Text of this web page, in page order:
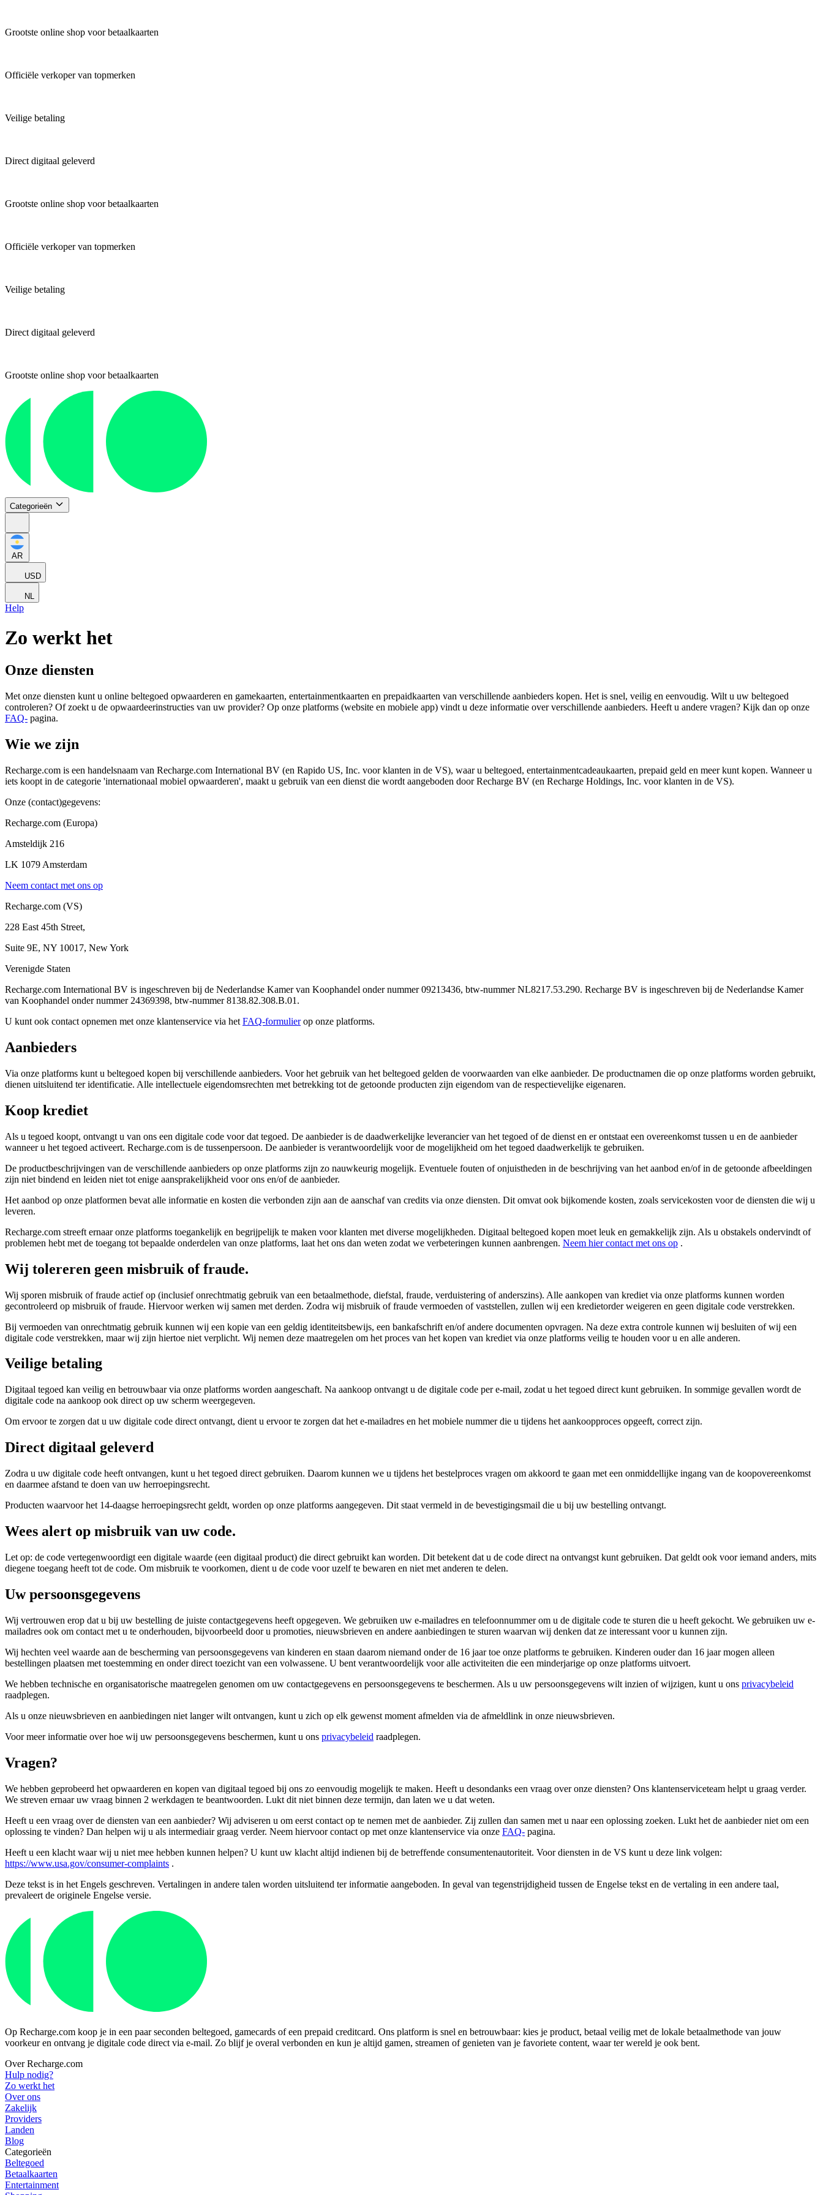
Grootste online shop voor betaalkaarten
Officiële verkoper van topmerken
Veilige betaling
Direct digitaal geleverd
Grootste online shop voor betaalkaarten
Officiële verkoper van topmerken
Veilige betaling
Direct digitaal geleverd
Grootste online shop voor betaalkaarten
Categorieën
AR
USD
NL
Help
Zo werkt het
Onze diensten
Met onze diensten kunt u online beltegoed opwaarderen en gamekaarten, entertainmentkaarten en prepaidkaarten van verschillende aanbieders kopen. Het is snel, veilig en eenvoudig. Wilt u uw beltegoed
controleren? Of zoekt u de opwaardeerinstructies van uw provider? Op onze platforms (website en mobiele app) vindt u deze informatie over verschillende aanbieders. Heeft u andere vragen? Kijk dan op onze
FAQ- pagina.
Wie we zijn
Recharge.com is een handelsnaam van Recharge.com International BV (en Rapido US, Inc. voor klanten in de VS), waar u beltegoed, entertainmentcadeaukaarten, prepaid geld en meer kunt kopen. Wanneer u
iets koopt in de categorie 'internationaal mobiel opwaarderen', maakt u gebruik van een dienst die wordt aangeboden door Recharge BV (en Recharge Holdings, Inc. voor klanten in de VS).
Onze (contact)gegevens:
Recharge.com (Europa)
Amsteldijk 216
LK 1079 Amsterdam
Neem contact met ons op
Recharge.com (VS)
228 East 45th Street,
Suite 9E, NY 10017, New York
Verenigde Staten
Recharge.com International BV is ingeschreven bij de Nederlandse Kamer van Koophandel onder nummer 09213436, btw-nummer NL8217.53.290. Recharge BV is ingeschreven bij de Nederlandse Kamer
van Koophandel onder nummer 24369398, btw-nummer 8138.82.308.B.01.
U kunt ook contact opnemen met onze klantenservice via het FAQ-formulierop onze platforms.
Aanbieders
Via onze platforms kunt u beltegoed kopen bij verschillende aanbieders. Voor het gebruik van het beltegoed gelden de voorwaarden van elke aanbieder. De productnamen die op onze platforms worden gebruikt,
dienen uitsluitend ter identificatie. Alle intellectuele eigendomsrechten met betrekking tot de getoonde producten zijn eigendom van de respectievelijke eigenaren.
Koop krediet
Als u tegoed koopt, ontvangt u van ons een digitale code voor dat tegoed. De aanbieder is de daadwerkelijke leverancier van het tegoed of de dienst en er ontstaat een overeenkomst tussen u en de aanbieder
wanneer u het tegoed activeert. Recharge.com is de tussenpersoon. De aanbieder is verantwoordelijk voor de mogelijkheid om het tegoed daadwerkelijk te gebruiken.
De productbeschrijvingen van de verschillende aanbieders op onze platforms zijn zo nauwkeurig mogelijk. Eventuele fouten of onjuistheden in de beschrijving van het aanbod en/of in de getoonde afbeeldingen
zijn niet bindend en leiden niet tot enige aansprakelijkheid voor ons en/of de aanbieder.
Het aanbod op onze platformen bevat alle informatie en kosten die verbonden zijn aan de aanschaf van credits via onze diensten. Dit omvat ook bijkomende kosten, zoals servicekosten voor de diensten die wij u
leveren.
Recharge.com streeft ernaar onze platforms toegankelijk en begrijpelijk te maken voor klanten met diverse mogelijkheden. Digitaal beltegoed kopen moet leuk en gemakkelijk zijn. Als u obstakels ondervindt of
problemen hebt met de toegang tot bepaalde onderdelen van onze platforms, laat het ons dan weten zodat we verbeteringen kunnen aanbrengen. Neem hier contact met ons op .
Wij tolereren geen misbruik of fraude.
Wij sporen misbruik of fraude actief op (inclusief onrechtmatig gebruik van een betaalmethode, diefstal, fraude, verduistering of anderszins). Alle aankopen van krediet via onze platforms kunnen worden
gecontroleerd op misbruik of fraude. Hiervoor werken wij samen met derden. Zodra wij misbruik of fraude vermoeden of vaststellen, zullen wij een kredietorder weigeren en geen digitale code verstrekken.
Bij vermoeden van onrechtmatig gebruik kunnen wij een kopie van een geldig identiteitsbewijs, een bankafschrift en/of andere documenten opvragen. Na deze extra controle kunnen wij besluiten of wij een
digitale code verstrekken, maar wij zijn hiertoe niet verplicht. Wij nemen deze maatregelen om het proces van het kopen van krediet via onze platforms veilig te houden voor u en alle anderen.
Veilige betaling
Digitaal tegoed kan veilig en betrouwbaar via onze platforms worden aangeschaft. Na aankoop ontvangt u de digitale code per e-mail, zodat u het tegoed direct kunt gebruiken. In sommige gevallen wordt de
digitale code na aankoop ook direct op uw scherm weergegeven.
Om ervoor te zorgen dat u uw digitale code direct ontvangt, dient u ervoor te zorgen dat het e-mailadres en het mobiele nummer die u tijdens het aankoopproces opgeeft, correct zijn.
Direct digitaal geleverd
Zodra u uw digitale code heeft ontvangen, kunt u het tegoed direct gebruiken. Daarom kunnen we u tijdens het bestelproces vragen om akkoord te gaan met een onmiddellijke ingang van de koopovereenkomst
en daarmee afstand te doen van uw herroepingsrecht.
Producten waarvoor het 14-daagse herroepingsrecht geldt, worden op onze platforms aangegeven. Dit staat vermeld in de bevestigingsmail die u bij uw bestelling ontvangt.
Wees alert op misbruik van uw code.
Let op: de code vertegenwoordigt een digitale waarde (een digitaal product) die direct gebruikt kan worden. Dit betekent dat u de code direct na ontvangst kunt gebruiken. Dat geldt ook voor iemand anders, mits
diegene toegang heeft tot de code. Om misbruik te voorkomen, dient u de code voor uzelf te bewaren en niet met anderen te delen.
Uw persoonsgegevens
Wij vertrouwen erop dat u bij uw bestelling de juiste contactgegevens heeft opgegeven. We gebruiken uw e-mailadres en telefoonnummer om u de digitale code te sturen die u heeft gekocht. We gebruiken uw e-
mailadres ook om contact met u te onderhouden, bijvoorbeeld door u promoties, nieuwsbrieven en andere aanbiedingen te sturen waarvan wij denken dat ze interessant voor u kunnen zijn.
Wij hechten veel waarde aan de bescherming van persoonsgegevens van kinderen en staan ​​daarom niemand onder de 16 jaar toe onze platforms te gebruiken. Kinderen ouder dan 16 jaar mogen alleen
bestellingen plaatsen met toestemming en onder direct toezicht van een volwassene. U bent verantwoordelijk voor alle activiteiten die een minderjarige op onze platforms uitvoert.
We hebben technische en organisatorische maatregelen genomen om uw contactgegevens en persoonsgegevens te beschermen. Als u uw persoonsgegevens wilt inzien of wijzigen, kunt u ons privacybeleid
raadplegen.
Als u onze nieuwsbrieven en aanbiedingen niet langer wilt ontvangen, kunt u zich op elk gewenst moment afmelden via de afmeldlink in onze nieuwsbrieven.
Voor meer informatie over hoe wij uw persoonsgegevens beschermen, kunt u ons privacybeleid raadplegen.
Vragen?
We hebben geprobeerd het opwaarderen en kopen van digitaal tegoed bij ons zo eenvoudig mogelijk te maken. Heeft u desondanks een vraag over onze diensten? Ons klantenserviceteam helpt u graag verder.
We streven ernaar uw vraag binnen 2 werkdagen te beantwoorden. Lukt dit niet binnen deze termijn, dan laten we u dat weten.
Heeft u een vraag over de diensten van een aanbieder? Wij adviseren u om eerst contact op te nemen met de aanbieder. Zij zullen dan samen met u naar een oplossing zoeken. Lukt het de aanbieder niet om een ​​
oplossing te vinden? Dan helpen wij u als intermediair graag verder. Neem hiervoor contact op met onze klantenservice via onze FAQ- pagina.
Heeft u een klacht waar wij u niet mee hebben kunnen helpen? U kunt uw klacht altijd indienen bij de betreffende consumentenautoriteit. Voor diensten in de VS kunt u deze link volgen:
https://www.usa.gov/consumer-complaints .
Deze tekst is in het Engels geschreven. Vertalingen in andere talen worden uitsluitend ter informatie aangeboden. In geval van tegenstrijdigheid tussen de Engelse tekst en de vertaling in een andere taal,
prevaleert de originele Engelse versie.
Op Recharge.com koop je in een paar seconden beltegoed, gamecards of een prepaid creditcard. Ons platform is snel en betrouwbaar: kies je product, betaal veilig met de lokale betaalmethode van jouw
voorkeur en ontvang je digitale code direct via e-mail. Zo blijf je overal verbonden en kun je altijd gamen, streamen of genieten van je favoriete content, waar ter wereld je ook bent.
Over Recharge.com
Hulp nodig?
Zo werkt het
Over ons
Zakelijk
Providers
Landen
Blog
Categorieën
Beltegoed
Betaalkaarten
Entertainment